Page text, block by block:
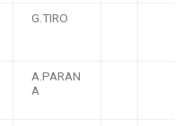
G.TIRO
A.PARAN
A